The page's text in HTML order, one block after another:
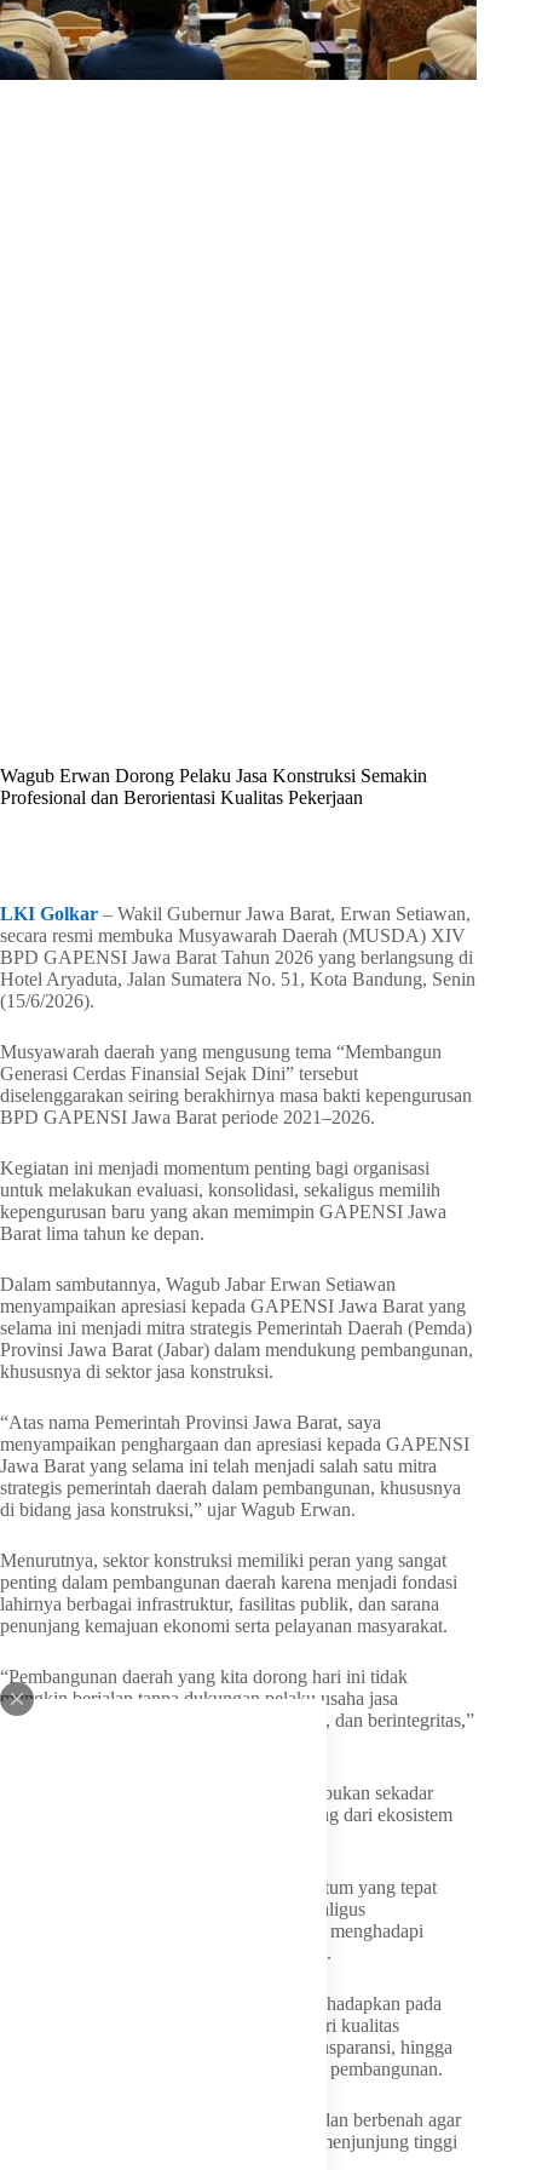
Wagub Erwan Dorong Pelaku Jasa Konstruksi Semakin
Profesional dan Berorientasi Kualitas Pekerjaan
LKI Golkar – Wakil Gubernur Jawa Barat, Erwan Setiawan,
secara resmi membuka Musyawarah Daerah (MUSDA) XIV
BPD GAPENSI Jawa Barat Tahun 2026 yang berlangsung di
Hotel Aryaduta, Jalan Sumatera No. 51, Kota Bandung, Senin
(15/6/2026).
Musyawarah daerah yang mengusung tema “Membangun
Generasi Cerdas Finansial Sejak Dini” tersebut
diselenggarakan seiring berakhirnya masa bakti kepengurusan
BPD GAPENSI Jawa Barat periode 2021–2026.
Kegiatan ini menjadi momentum penting bagi organisasi
untuk melakukan evaluasi, konsolidasi, sekaligus memilih
kepengurusan baru yang akan memimpin GAPENSI Jawa
Barat lima tahun ke depan.
Dalam sambutannya, Wagub Jabar Erwan Setiawan
menyampaikan apresiasi kepada GAPENSI Jawa Barat yang
selama ini menjadi mitra strategis Pemerintah Daerah (Pemda)
Provinsi Jawa Barat (Jabar) dalam mendukung pembangunan,
khususnya di sektor jasa konstruksi.
“Atas nama Pemerintah Provinsi Jawa Barat, saya
menyampaikan penghargaan dan apresiasi kepada GAPENSI
Jawa Barat yang selama ini telah menjadi salah satu mitra
strategis pemerintah daerah dalam pembangunan, khususnya
di bidang jasa konstruksi,” ujar Wagub Erwan.
Menurutnya, sektor konstruksi memiliki peran yang sangat
penting dalam pembangunan daerah karena menjadi fondasi
lahirnya berbagai infrastruktur, fasilitas publik, dan sarana
penunjang kemajuan ekonomi serta pelayanan masyarakat.
“Pembangunan daerah yang kita dorong hari ini tidak
mungkin berjalan tanpa dukungan pelaku usaha jasa
konstruksi yang profesional, berdaya saing, dan berintegritas,”
Erwan Setiawan menegaskan, GAPENSI bukan sekadar
organisasi profesi, melainkan bagian penting dari ekosistem
Oleh karena itu, MUSDA menjadi momentum yang tepat
untuk memperkuat soliditas organisasi sekaligus
meningkatkan kapasitas anggotanya dalam menghadapi
berbagai tantangan yang terus berkembang.
Dirinya menilai dunia konstruksi saat ini dihadapkan pada
tuntutan yang semakin kompleks, mulai dari kualitas
pekerjaan, efisiensi, keselamatan kerja, transparansi, hingga
pemanfaatan teknologi dalam setiap proses pembangunan.
“GAPENSI dituntut untuk terus bergerak dan berbenah agar
memiliki daya saing yang kuat serta tetap menjunjung tinggi